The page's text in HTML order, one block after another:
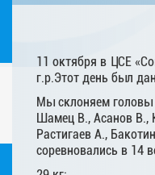
11 октября в ЦСЕ
г.р.Этот день был
Мы склоняем
Шамец В., Асанов В.,
Растигаев А.,
соревновались в 14